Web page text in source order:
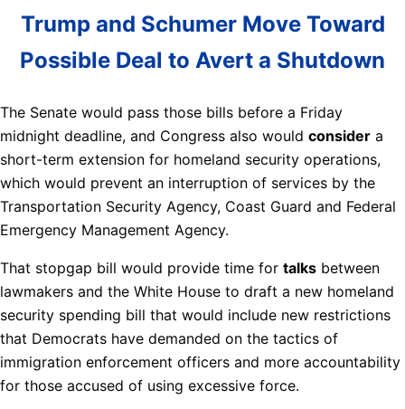
Trump and Schumer Move Toward
Possible Deal to Avert a Shutdown
The Senate would pass those bills before a Friday
midnight deadline, and Congress also would consider a
short-term extension for homeland security operations,
which would prevent an interruption of services by the
Transportation Security Agency, Coast Guard and Federal
Emergency Management Agency.
That stopgap bill would provide time for talks between
lawmakers and the White House to draft a new homeland
security spending bill that would include new restrictions
that Democrats have demanded on the tactics of
immigration enforcement officers and more accountability
for those accused of using excessive force.